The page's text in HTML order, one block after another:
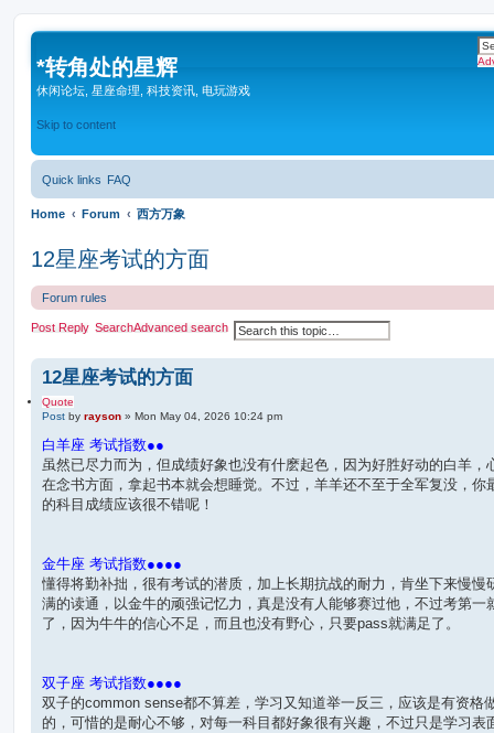
*转角处的星辉
休闲论坛, 星座命理, 科技资讯, 电玩游戏
Skip to content
Quick links FAQ
Home Forum 西方万象
12星座考试的方面
Forum rules
Post Reply SearchAdvanced search
12星座考试的方面
Quote
Post by rayson » Mon May 04, 2026 10:24 pm
白羊座 考试指数●●
虽然已尽力而为，但成绩好象也没有什麽起色，因为好胜好动的白羊，
在念书方面，拿起书本就会想睡觉。不过，羊羊还不至于全军复没，你
的科目成绩应该很不错呢！
金牛座 考试指数●●●●
懂得将勤补拙，很有考试的潜质，加上长期抗战的耐力，肯坐下来慢慢
满的读通，以金牛的顽强记忆力，真是没有人能够赛过他，不过考第一
了，因为牛牛的信心不足，而且也没有野心，只要pass就满足了。
双子座 考试指数●●●●
双子的common sense都不算差，学习又知道举一反三，应该是有资格
的，可惜的是耐心不够，对每一科目都好象很有兴趣，不过只是学习表